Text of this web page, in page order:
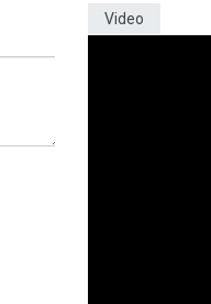
Video